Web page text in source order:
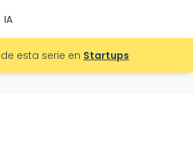
IA
esta serie en Startups